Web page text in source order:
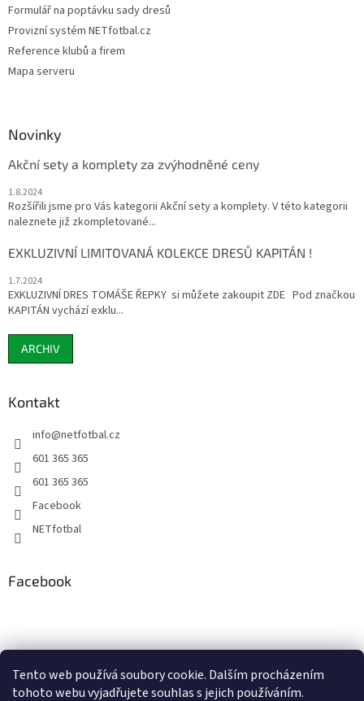
Tento web používá soubory cookie. Dalším procházením
tohoto webu vyjadřujete souhlas s jejich používáním.
Formulář na poptávku sady dresů
Provizní systém NETfotbal.cz
Reference klubů a firem
Mapa serveru
Novinky
Akční sety a komplety za zvýhodněné ceny
1.8.2024
Rozšířili jsme pro Vás kategorii Akční sety a komplety. V této kategorii
naleznete již zkompletované...
EXKLUZIVNÍ LIMITOVANÁ KOLEKCE DRESŮ KAPITÁN !
1.7.2024
EXKLUZIVNÍ DRES TOMÁŠE ŘEPKY si můžete zakoupit ZDE Pod značkou
KAPITÁN vychází exklu...
ARCHIV
Kontakt
info@netfotbal.cz
601 365 365
601 365 365
Facebook
NETfotbal
Facebook